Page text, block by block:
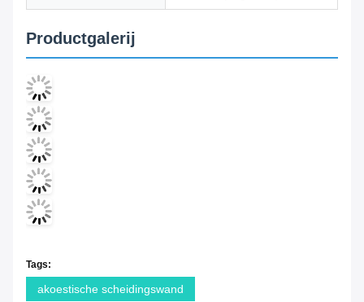
Productgalerij
Tags:
akoestische scheidingswand